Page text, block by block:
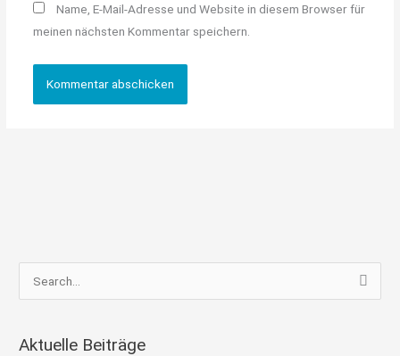
Name, E-Mail-Adresse und Website in diesem Browser für
meinen nächsten Kommentar speichern.
u
h
Aktuelle Beiträge